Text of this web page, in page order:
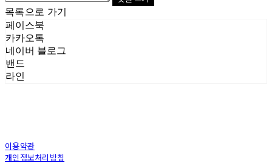
목록으로 가기
페이스북
카카오톡
네이버 블로그
밴드
라인
이용약관
개인정보처리방침